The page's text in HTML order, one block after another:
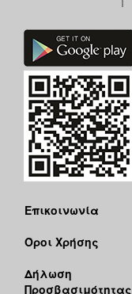
Επικοινωνία
Όροι Χρήσης
Δήλωση
Προσβασιμότητας